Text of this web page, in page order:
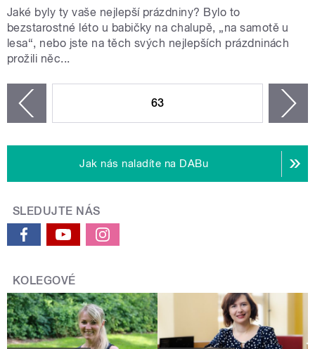
Jaké byly ty vaše nejlepší prázdniny? Bylo to
bezstarostné léto u babičky na chalupě, „na samotě u
lesa“, nebo jste na těch svých nejlepších prázdninách
prožili něc...
63
Jak nás naladíte na DABu
SLEDUJTE NÁS
KOLEGOVÉ